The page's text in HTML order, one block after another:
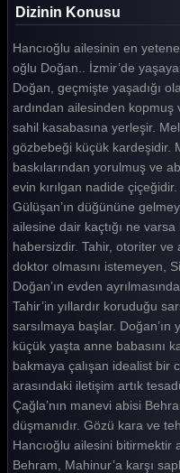
Dizinin Konusu
Hancıoğlu ailesinin en
oğlu Doğan.. İzmir’de
Doğan, geçmişte yaşadığı
ardından ailesinden
sahil kasabasına yerleşir.
gözbebeği küçük kardeşidir.
baskılarından yorulmuş ve
evin kırılgan nadide
Gülüşan’ın düğününe
ailesine dair kaçtığı ne
habersizdir. Tahir, otoriter ve
doktor olmasını istemeyen,
Doğan’ın evden
Tahir’in yıllardır koruduğu
sarsılmaya başlar.
küçük yaşta anne babasını
bakmaya çalışan idealist bir
arasındaki iletişim artık
Çağla’nın manevi abisi
düşmanıdır. Gözü kara ve
Hancıoğlu ailesini bitirmektir
Behram, Mahinur’a karşı